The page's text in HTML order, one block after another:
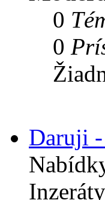
0
0
Daruji